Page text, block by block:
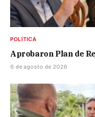
POLÍTICA
Aprobaron Plan de
6 de agosto de 2026